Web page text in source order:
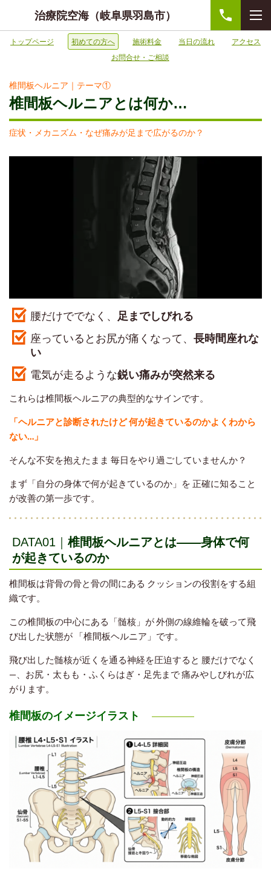
治療院空海（岐阜県羽島市）
トップページ 初めての方へ 施術料金 当日の流れ
アクセス
お問合せ・ご相談
椎間板ヘルニア｜テーマ①
椎間板ヘルニアとは何か…
症状・メカニズム・なぜ痛みが足まで広がるのか？
腰だけででなく、 足までしびれる
座っているとお尻が痛くなって、 長時間座れな
い
電気が走るような鋭い痛みが突然来る
これらは椎間板ヘルニアの典型的なサインです。
「ヘルニアと診断されたけど 何が起きているのかよくわから
ない… 」
そんな不安を抱えたまま 毎日をやり過ごしていませんか？
まず「自分の身体で何が起きているのか」を 正確に知ること
が改善の第一歩です。
DATA01｜ 椎間板ヘルニアとは——身体で何
が起きているのか
椎間板は背骨の骨と骨の間にある クッションの役割をする組
織です。
この椎間板の中心にある「髄核」が 外側の線維輪を破って飛
び出した状態が 「椎間板ヘルニア」です。
飛び出した髄核が近くを通る神経を圧迫すると 腰だけでなく
—、お尻・太もも・ふくらはぎ・足先まで 痛みやしびれが広
がります。
椎間板のイメージイラスト